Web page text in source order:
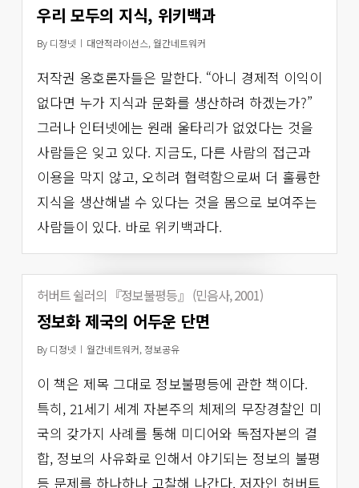
우리 모두의 지식, 위키백과
By 디정넷 대안적라이선스, 월간네트워커
저작권 옹호론자들은 말한다. “아니 경제적 이익이
없다면 누가 지식과 문화를 생산하려 하겠는가?”
그러나 인터넷에는 원래 울타리가 없었다는 것을
사람들은 잊고 있다. 지금도, 다른 사람의 접근과
이용을 막지 않고, 오히려 협력함으로써 더 훌륭한
지식을 생산해낼 수 있다는 것을 몸으로 보여주는
사람들이 있다. 바로 위키백과다.
허버트 쉴러의 『정보불평등』 (민음사, 2001)
정보화 제국의 어두운 단면
By 디정넷 월간네트워커, 정보공유
이 책은 제목 그대로 정보불평등에 관한 책이다.
특히, 21세기 세계 자본주의 체제의 무장경찰인 미
국의 갖가지 사례를 통해 미디어와 독점자본의 결
합, 정보의 사유화로 인해서 야기되는 정보의 불평
등 문제를 하나하나 고찰해 나간다. 저자인 허버트